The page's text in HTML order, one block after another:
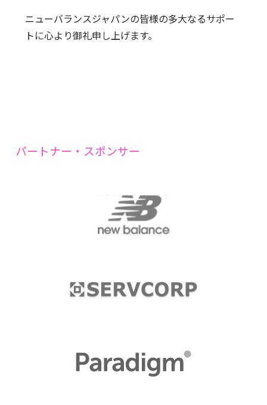
ニューバランスジャパンの皆様の多大なるサポー
トに心より御礼申し上げます。
パートナー・スポンサー